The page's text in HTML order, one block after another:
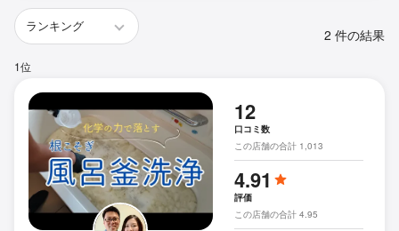
2 件の結果
1位
12
口コミ数
この店舗の合計 1,013
4.91
評価
この店舗の合計 4.95